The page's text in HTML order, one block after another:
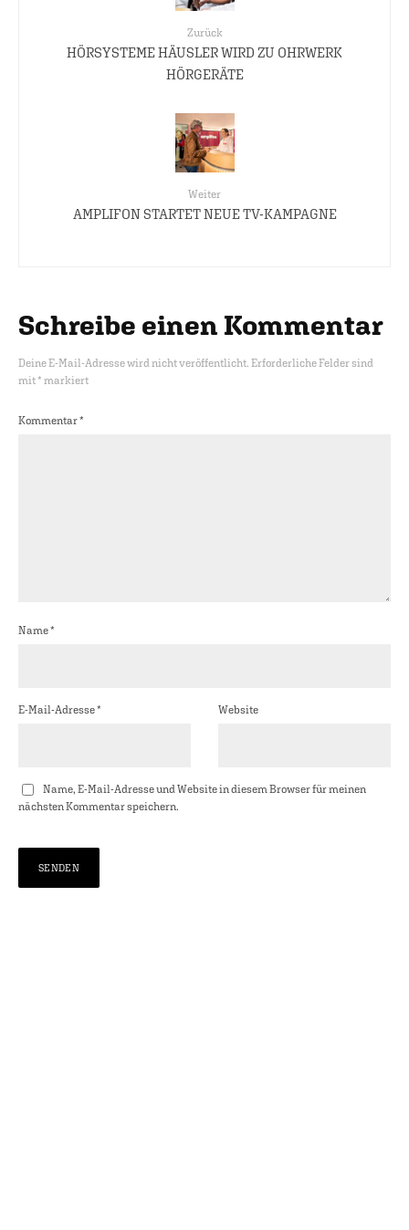
Zurück
HÖRSYSTEME HÄUSLER WIRD ZU OHRWERK
HÖRGERÄTE
Weiter
AMPLIFON STARTET NEUE TV-KAMPAGNE
Schreibe einen Kommentar
Deine E-Mail-Adresse wird nicht veröffentlicht. Erforderliche Felder sind
mit* markiert
Kommentar*
Name*
E-Mail-Adresse* Website
Name, E-Mail-Adresse und Website in diesem Browser für meinen
nächsten Kommentar speichern.